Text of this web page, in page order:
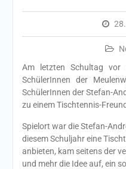
Am letzten Schultag vor
SchülerInnen der
SchülerInnen der Stefan-
zu einem Tischtennis-
Spielort war die Stefan-
diesem Schuljahr eine
anbieten, kam seitens der
und mehr die Idee auf, ein